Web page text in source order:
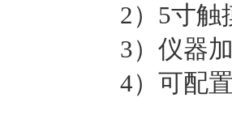
2）5寸触
3）仪器
4）可配